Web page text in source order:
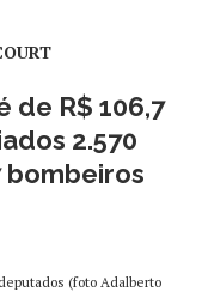
de R$ 106,7
2.570
bombeiros
(foto Adalberto